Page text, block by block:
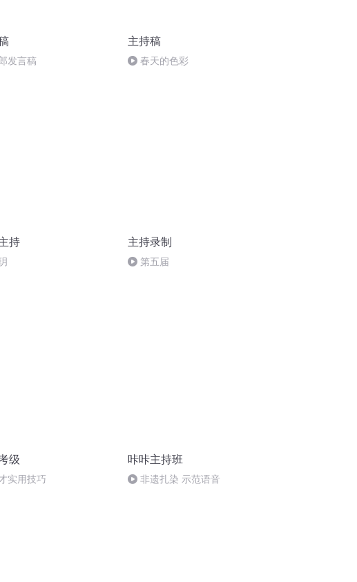
发言稿
主持稿
春天的色彩
持 主持录制
第五届
级
实用技巧
咔咔主持班
非遗扎染 示范语音